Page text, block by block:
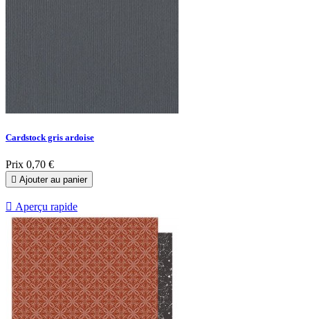
Cardstock gris ardoise
Prix 0,70 €
 Ajouter au panier
 Aperçu rapide